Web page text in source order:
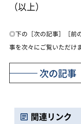
（以上）
◎下の［次の記事］［前
事を次々にご覧いただけ
次の記事
関連リンク